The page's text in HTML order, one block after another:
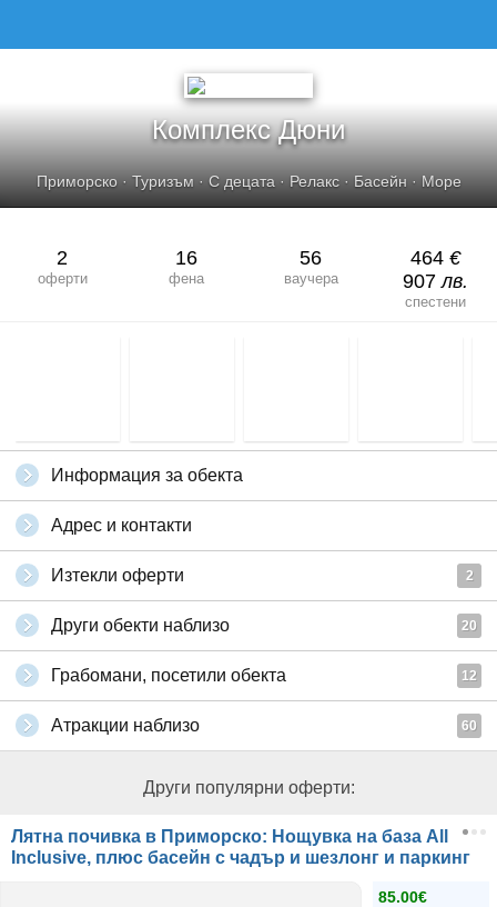
Комплекс Дюни
Приморско· Туризъм· С децата· Релакс· Басейн· Море
2
оферти
16
фена
56
ваучера
464 €
907лв.
спестени
Информация за обекта
Адрес и контакти
Изтекли оферти 2
Други обекти наблизо 20
Грабомани, посетили обекта 12
Атракции наблизо 60
Други популярни оферти:
Лятна почивка в Приморско: Нощувка на база All
Inclusive, плюс басейн с чадър и шезлонг и паркинг
85.00€